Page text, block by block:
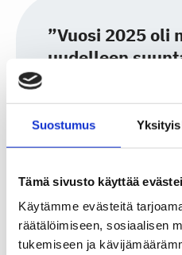
Suostumus
Tämä sivusto käyttää
Käytämme evästeitä
räätälöimiseen, sosiaalisen
tukemiseen ja
”Vuosi 2025 oli
uudelleen
aikaa.”
on julkaistu!
5.5.2026
Cupore (www.cupore.fi)
Avaa uutinen